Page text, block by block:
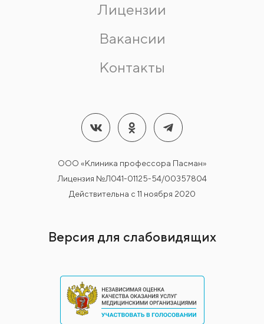
Лицензии
Вакансии
Контакты
ООО «Клиника профессора Пасман»
Лицензия №Л041-01125-54/00357804
Действительна с 11 ноября 2020
Версия для слабовидящих